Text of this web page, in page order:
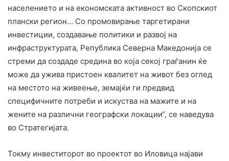
населението и на економската активност во Скопскиот
плански регион… Со промовирање таргетирани
инвестиции, создавање политики и развој на
инфраструктурата, Република Северна Македонија се
стреми да создаде средина во која секој граѓанин ќе
може да ужива пристоен квалитет на живот без оглед
на местото на живеење, земајќи ги предвид
специфичните потреби и искуства на мажите и на
жените на различни географски локации“, се наведува
во Стратегијата.
Токму инвеститорот во проектот во Иловица најави